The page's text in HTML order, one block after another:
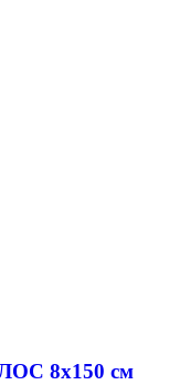
8х150 см